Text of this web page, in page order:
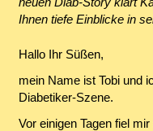
Ihnen tiefe Einblicke in
Hallo Ihr Süßen,
mein Name ist Tobi und
Diabetiker-Szene.
Vor einigen Tagen fiel